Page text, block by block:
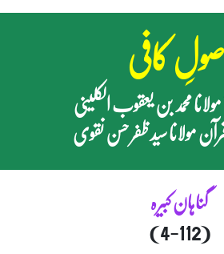
کافی
محمد بن یعقوب الکلینی
مولانا سید ظفر حسن نقوی
گناہان کبیرہ
(4-112)